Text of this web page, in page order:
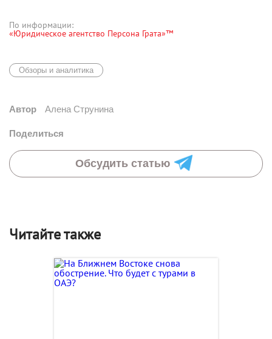
По информации:
«Юридическое агентство Персона Грата»™
Обзоры и аналитика
Автор Алена Струнина
Поделиться
Обсудить статью
Читайте также